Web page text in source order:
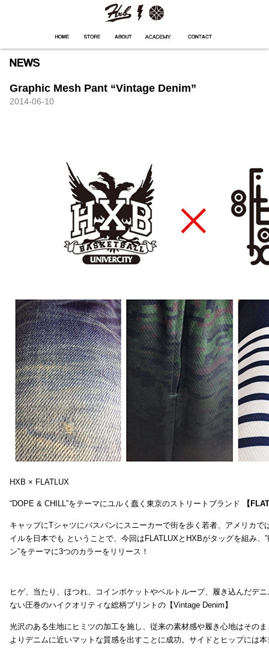
Graphic Mesh Pant “Vintage Denim”
2014-06-10
HXB × FLATLUX
“DOPE & CHILL”をテーマにユルく蠢く東京のストリートブランド 【
キャップにTシャツにバスパンにスニーカーで街を歩く若者、アメリカで
イルを日本でも ということで、今回はFLATLUXとHXBがタッグを組み、
ン”をテーマに3つのカラーをリリース！
ヒゲ、当たり、ほつれ、コインポケットやベルトループ、履き込んだデ
ない圧巻のハイクオリティな総柄プリントの【Vintage Denim】
光沢のある生地にヒミツの加工を施し、従来の素材感や履き心地はそのま
よりデニムに近いマットな質感を出すことに成功。サイドとヒップには